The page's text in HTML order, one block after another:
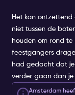
Het kan
niet tussen de
houden om rond
feestgangers
had gedacht dat je
verder gaan dan je
Amsterdam